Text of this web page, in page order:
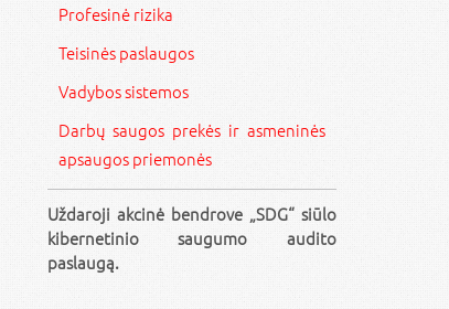
Profesinė rizika
Teisinės paslaugos
Vadybos sistemos
Darbų saugos prekės ir asmeninės
apsaugos priemonės
Uždaroji akcinė bendrove „SDG“ siūlo
kibernetinio saugumo audito
paslaugą.